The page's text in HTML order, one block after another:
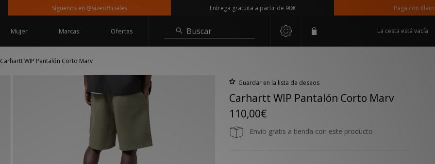
Síguenos en @sizeofficiales Entrega gratuita a partir de 90€ Paga con Klarna
Mujer Marcas Ofertas Buscar La cesta está vacía
Carhartt WIP Pantalón Corto Marv
Guardar en la lista de deseos
Carhartt WIP Pantalón Corto Marv
110,00€
Envío gratis a tienda con este producto